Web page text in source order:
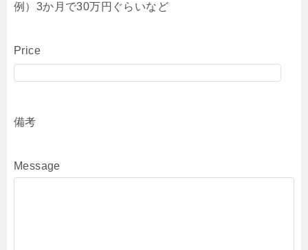
例）3か月で30万円ぐらいなど
Price
備考
Message